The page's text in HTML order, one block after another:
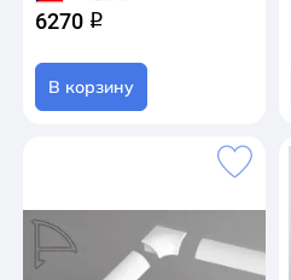
6270 q
В корзину